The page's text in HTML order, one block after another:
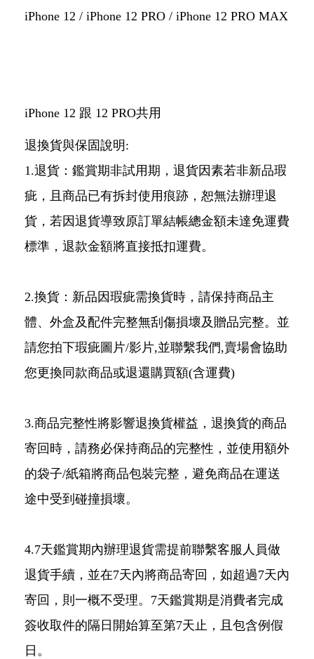
iPhone 12 / iPhone 12 PRO / iPhone 12 PRO MAX
iPhone 12 跟 12 PRO共用
退換貨與保固說明:
1.退貨：鑑賞期非試用期，退貨因素若非新品瑕
疵，且商品已有拆封使用痕跡，恕無法辦理退
貨，若因退貨導致原訂單結帳總金額未達免運費
標準，退款金額將直接抵扣運費。
2.換貨：新品因瑕疵需換貨時，請保持商品主
體、外盒及配件完整無刮傷損壞及贈品完整。並
請您拍下瑕疵圖片/影片,並聯繫我們,賣場會協助
您更換同款商品或退還購買額(含運費)
3.商品完整性將影響退換貨權益，退換貨的商品
寄回時，請務必保持商品的完整性，並使用額外
的袋子/紙箱將商品包裝完整，避免商品在運送
途中受到碰撞損壞。
4.7天鑑賞期內辦理退貨需提前聯繫客服人員做
退貨手續，並在7天內將商品寄回，如超過7天內
寄回，則一概不受理。7天鑑賞期是消費者完成
簽收取件的隔日開始算至第7天止，且包含例假
日。